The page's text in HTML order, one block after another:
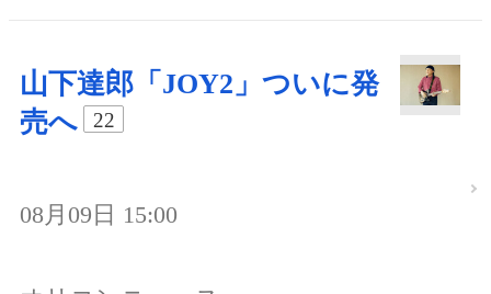
山下達郎「JOY2」ついに発
売へ
22
08月09日 15:00